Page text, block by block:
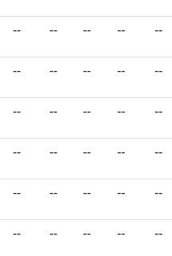
-- -- -- -- --
-- -- -- -- --
-- -- -- -- --
-- -- -- -- --
-- -- -- -- --
-- -- -- -- --